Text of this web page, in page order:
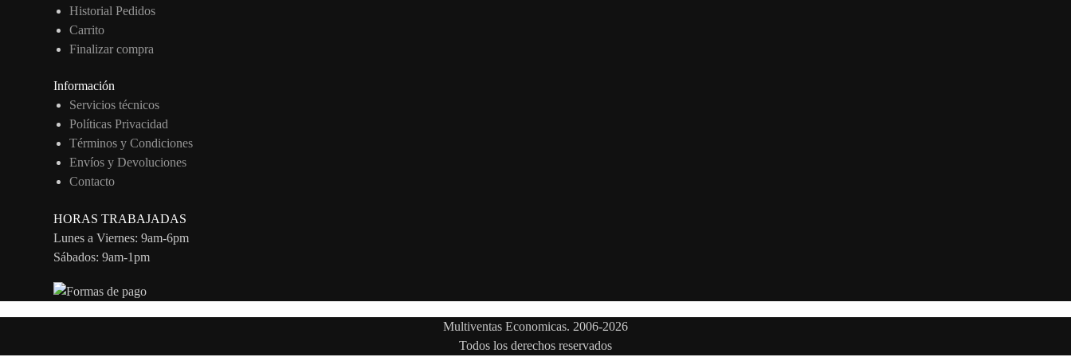
Historial Pedidos
Carrito
Finalizar compra
Información
Servicios técnicos
Políticas Privacidad
Términos y Condiciones
Envíos y Devoluciones
Contacto
HORAS TRABAJADAS
Lunes a Viernes: 9am-6pm
Sábados: 9am-1pm
Multiventas Economicas. 2006-2026
Todos los derechos reservados